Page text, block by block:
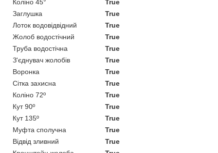
Коліно 45°
True
Заглушка
True
Лоток водовідвідний
True
Жолоб водостічний
True
Труба водостічна
True
З'єднувач жолобів
True
Воронка
True
Сітка захисна
True
Коліно 72º
True
Кут 90º
True
Кут 135º
True
Муфта сполучна
True
Відвід зливний
True